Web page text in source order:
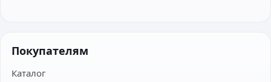
Покупателям
Каталог